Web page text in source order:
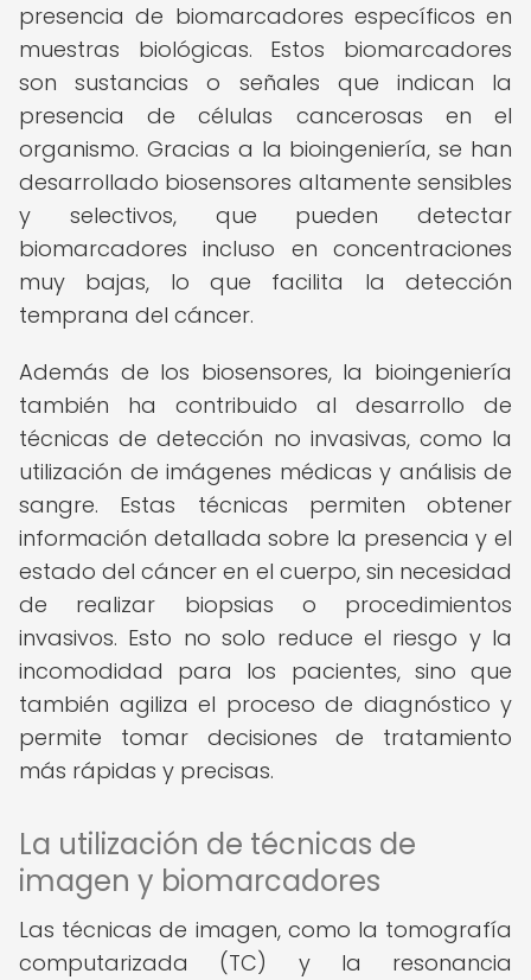
presencia de biomarcadores específicos en
muestras biológicas. Estos biomarcadores
son sustancias o señales que indican la
presencia de células cancerosas en el
organismo. Gracias a la bioingeniería, se han
desarrollado biosensores altamente sensibles
y selectivos, que pueden detectar
biomarcadores incluso en concentraciones
muy bajas, lo que facilita la detección
temprana del cáncer.
Además de los biosensores, la bioingeniería
también ha contribuido al desarrollo de
técnicas de detección no invasivas, como la
utilización de imágenes médicas y análisis de
sangre. Estas técnicas permiten obtener
información detallada sobre la presencia y el
estado del cáncer en el cuerpo, sin necesidad
de realizar biopsias o procedimientos
invasivos. Esto no solo reduce el riesgo y la
incomodidad para los pacientes, sino que
también agiliza el proceso de diagnóstico y
permite tomar decisiones de tratamiento
más rápidas y precisas.
La utilización de técnicas de
imagen y biomarcadores
Las técnicas de imagen, como la tomografía
computarizada (TC) y la resonancia